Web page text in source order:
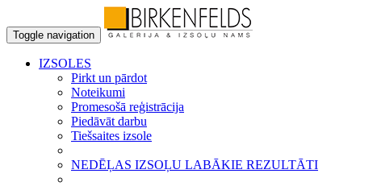
Toggle navigation
IZSOLES
Pirkt un pārdot
Noteikumi
Promesošā reģistrācija
Piedāvāt darbu
Tiešsaites izsole
NEDĒĻAS IZSOĻU LABĀKIE REZULTĀTI